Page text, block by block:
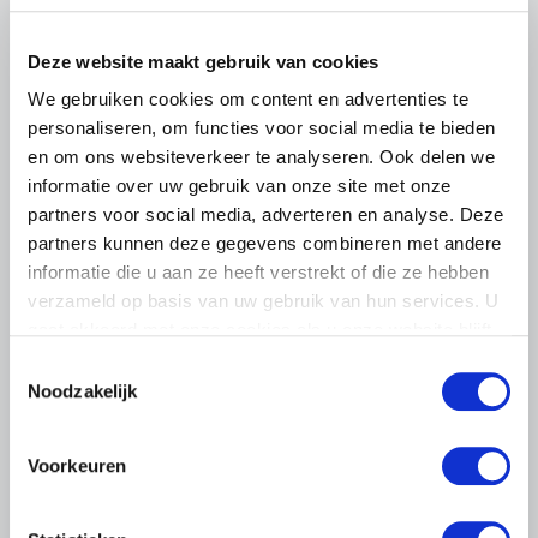
Deze website maakt gebruik van cookies
We gebruiken cookies om content en advertenties te
personaliseren, om functies voor social media te bieden
en om ons websiteverkeer te analyseren. Ook delen we
informatie over uw gebruik van onze site met onze
partners voor social media, adverteren en analyse. Deze
partners kunnen deze gegevens combineren met andere
informatie die u aan ze heeft verstrekt of die ze hebben
verzameld op basis van uw gebruik van hun services. U
Noodzakelijk
Voorkeuren
leden op om op vrijdagochtend 14 augustus massaal naar
komen…
Lees meer